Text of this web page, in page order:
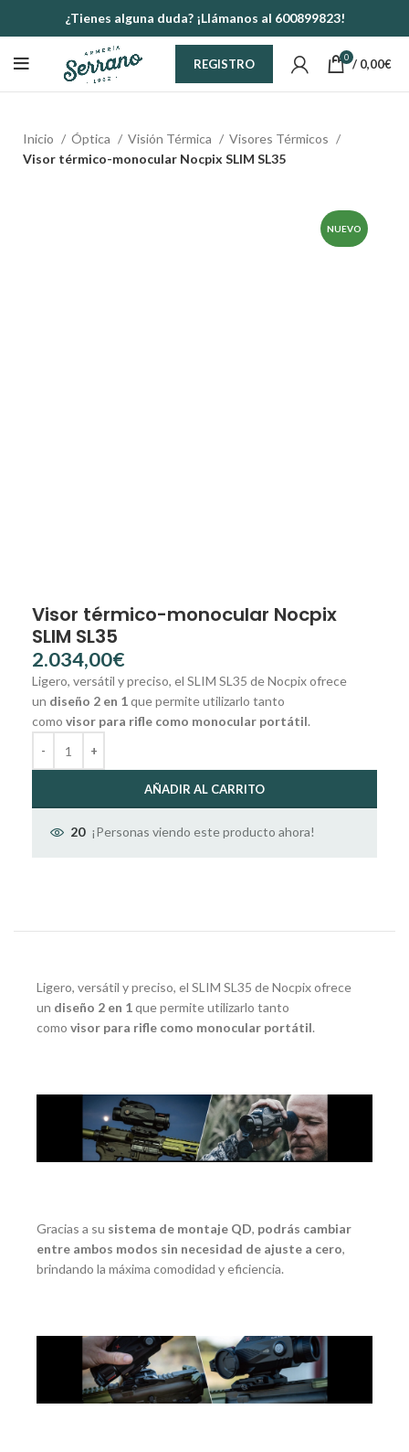
¿Tienes alguna duda? ¡Llámanos al 600899823!
REGISTRO 0 / 0,00€
Inicio Óptica Visión Térmica
Visores Térmicos
Visor térmico-monocular Nocpix SLIM SL35
NUEVO
Visor térmico-monocular Nocpix
SLIM SL35
€
Ligero, versátil y preciso, el SLIM SL35 de Nocpix ofrece
un diseño 2 en 1que permite utilizarlo tanto
como visor para rifle como monocular portátil.
AÑADIR AL CARRITO
20 ¡Personas viendo este producto ahora!
Ligero, versátil y preciso, el SLIM SL35 de Nocpix ofrece
un diseño 2 en 1que permite utilizarlo tanto
como visor para rifle como monocular portátil.
Gracias a su sistema de montaje QD, podrás cambiar
entre ambos modos sin necesidad de ajuste a cero,
brindando la máxima comodidad y eficiencia.